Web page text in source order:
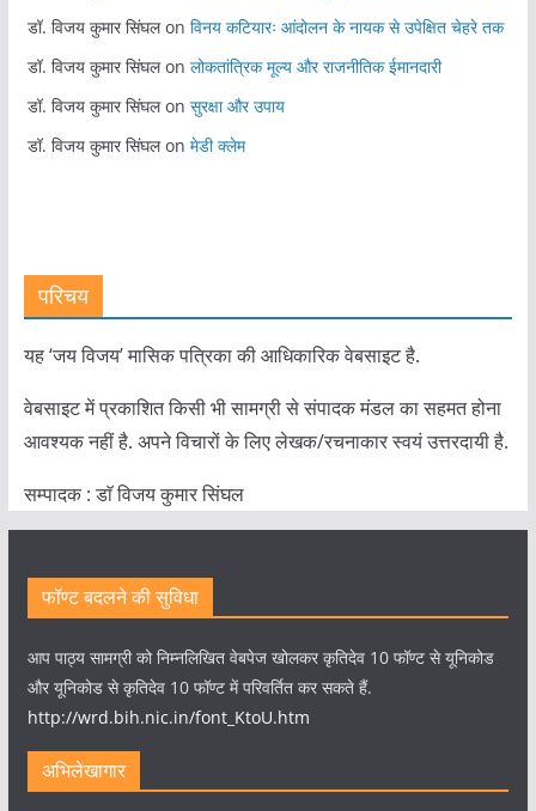
डॉ. विजय कुमार सिंघलon विनय कटियारः आंदोलन के नायक से उपेक्षित चेहरे तक
डॉ. विजय कुमार सिंघलon लोकतांत्रिक मूल्य और राजनीतिक ईमानदारी
डॉ. विजय कुमार सिंघलon सुरक्षा और उपाय
डॉ. विजय कुमार सिंघलon मेडी क्लेम
परिचय
यह ‘जय विजय’ मासिक पत्रिका की आधिकारिक वेबसाइट है.
वेबसाइट में प्रकाशित किसी भी सामग्री से संपादक मंडल का सहमत होना
आवश्यक नहीं है. अपने विचारों के लिए लेखक/रचनाकार स्वयं उत्तरदायी है.
सम्पादक : डाॅ विजय कुमार सिंघल
फॉण्ट बदलने की सुविधा
आप पाठ्य सामग्री को निम्नलिखित वेबपेज खोलकर कृतिदेव 10 फॉण्ट से यूनिकोड
और यूनिकोड से कृतिदेव 10 फॉण्ट में परिवर्तित कर सकते हैं.
http://wrd.bih.nic.in/font_KtoU.htm
अभिलेखागार